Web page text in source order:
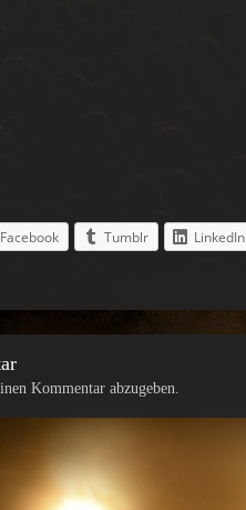
Facebook Tumblr LinkedIn
Kommentar abzugeben.